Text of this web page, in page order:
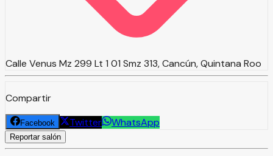
Calle Venus Mz 299 Lt 1 01 Smz 313, Cancún, Quintana Roo
Compartir
Facebook Twitter WhatsApp
Reportar salón